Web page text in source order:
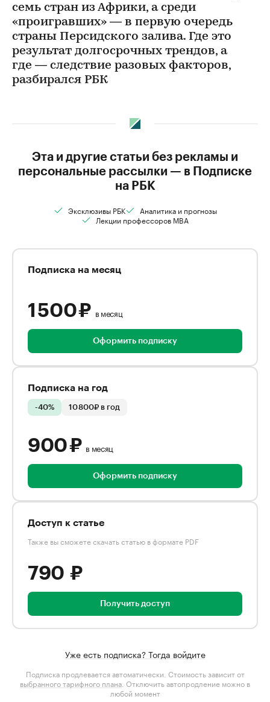
семь стран из Африки, а среди
«проигравших» — в первую очередь
страны Персидского залива. Где это
результат долгосрочных трендов, а
где — следствие разовых факторов,
разбирался РБК
Эта и другие статьи без рекламы и
персональные рассылки — в Подписке
на РБК
Эксклюзивы РБК
Аналитика и прогнозы
Лекции профессоров MBA
Подписка на месяц
1 500 ₽ в месяц
Оформить подписку
Подписка на год
-40% 10 800₽ в год
900 ₽ в месяц
Оформить подписку
Доступ к статье
Также вы сможете скачать статью в формате PDF
790 ₽
Получить доступ
Уже есть подписка? Тогда войдите
Подписка продлевается автоматически. Стоимость зависит от
выбранного тарифного плана . Отключить автопродление можно в
любой момент